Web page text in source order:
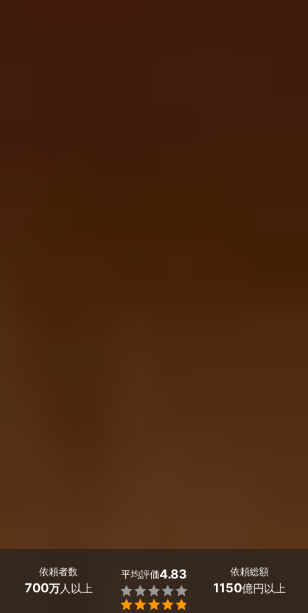
依頼者数
700万人以上
平均評価4.83


依頼総額
1150億円以上